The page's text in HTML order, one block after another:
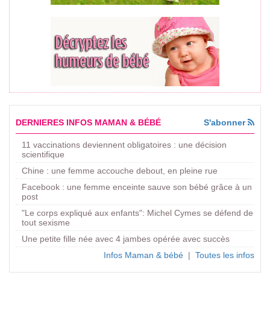
DERNIERES INFOS MAMAN & BÉBÉ S'abonner
11 vaccinations deviennent obligatoires : une décision
scientifique
Chine : une femme accouche debout, en pleine rue
Facebook : une femme enceinte sauve son bébé grâce à un
post
"Le corps expliqué aux enfants": Michel Cymes se défend de
tout sexisme
Une petite fille née avec 4 jambes opérée avec succès
Infos Maman & bébé | Toutes les infos